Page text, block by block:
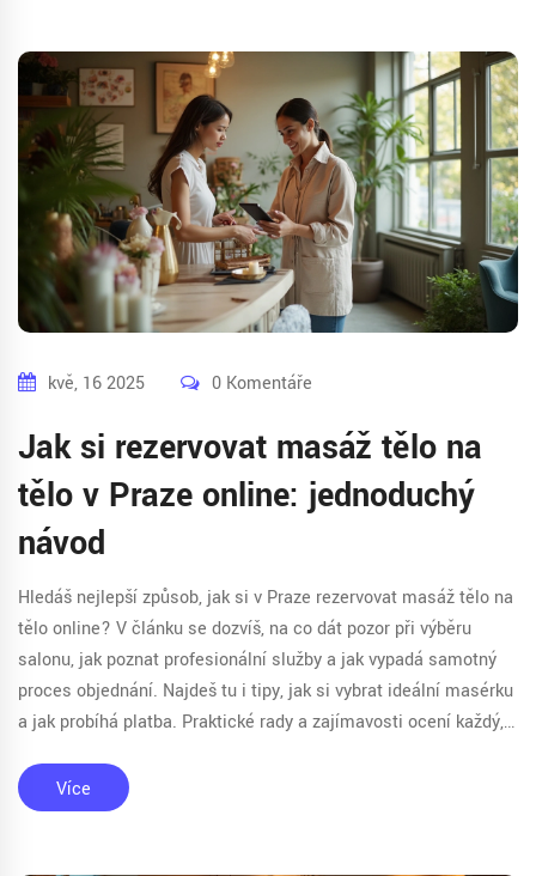
kvě, 16 2025 0 Komentáře
Jak si rezervovat masáž tělo na
tělo v Praze online: jednoduchý
návod
Hledáš nejlepší způsob, jak si v Praze rezervovat masáž tělo na
tělo online? V článku se dozvíš, na co dát pozor při výběru
salonu, jak poznat profesionální služby a jak vypadá samotný
proces objednání. Najdeš tu i tipy, jak si vybrat ideální masérku
a jak probíhá platba. Praktické rady a zajímavosti ocení každý,
Více